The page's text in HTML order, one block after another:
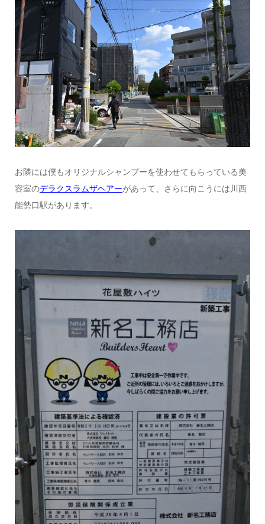
お隣には僕もオリジナルシャンプーを使わせてもらっている美
容室のデラクスラムザヘアーがあって、さらに向こうには川西
能勢口駅があります。